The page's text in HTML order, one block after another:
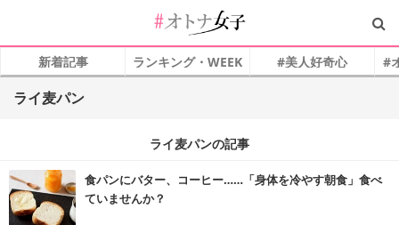
新着記事 ランキング・WEEK #美人好奇心 #
ライ麦パン
ライ麦パンの記事
食パンにバター、コーヒー……「身体を冷やす朝食」食べ
ていませんか？